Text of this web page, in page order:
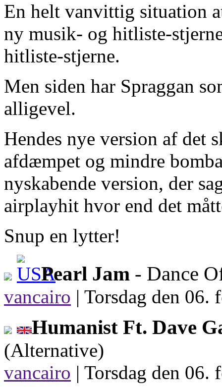
En helt vanvittig situation
ny musik- og hitliste-
hitliste-stjerne.
Men siden har Spraggan
alligevel.
Hendes nye version af det
afdæmpet og mindre
nyskabende version, der
airplayhit hvor end det
Snup en lytter!
Pearl Jam - Dance
vancairo | Torsdag den 06.
Humanist Ft. Dave
(Alternative)
vancairo | Torsdag den 06.